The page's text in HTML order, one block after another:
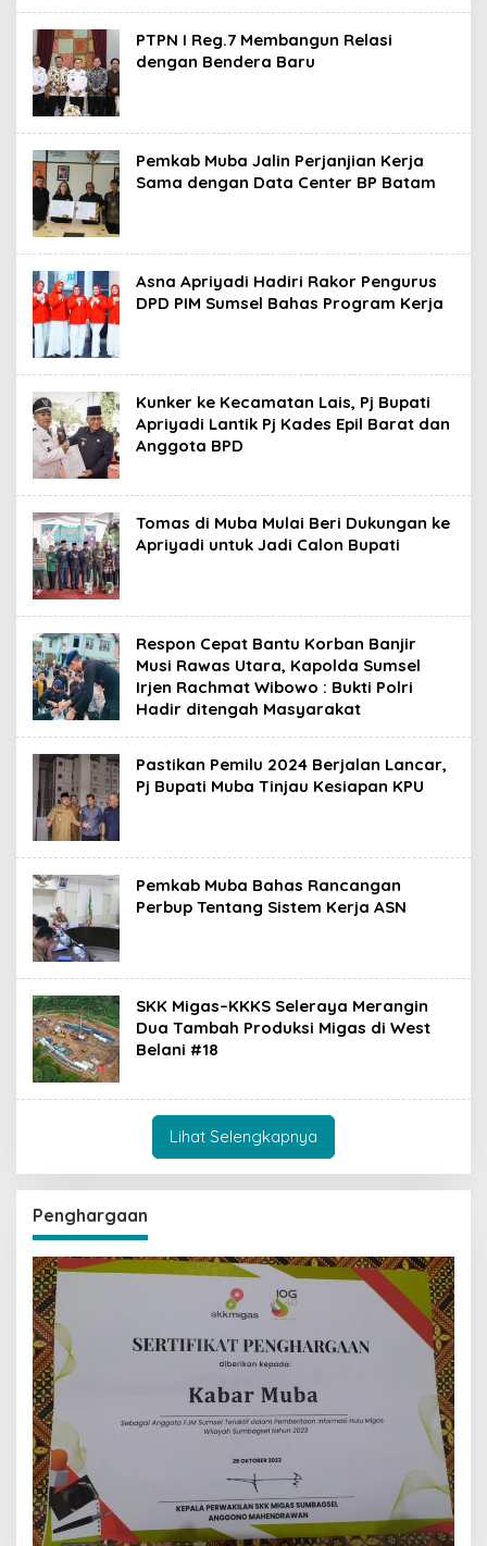
B
A
.
C
O
PTPN I Reg.7 Membangun Relasi
dengan Bendera Baru
Pemkab Muba Jalin Perjanjian Kerja
Sama dengan Data Center BP Batam
Asna Apriyadi Hadiri Rakor Pengurus
DPD PIM Sumsel Bahas Program Kerja
Kunker ke Kecamatan Lais, Pj Bupati
Apriyadi Lantik Pj Kades Epil Barat dan
Anggota BPD
Tomas di Muba Mulai Beri Dukungan ke
Apriyadi untuk Jadi Calon Bupati
Respon Cepat Bantu Korban Banjir
Musi Rawas Utara, Kapolda Sumsel
Irjen Rachmat Wibowo : Bukti Polri
Hadir ditengah Masyarakat
Pastikan Pemilu 2024 Berjalan Lancar,
Pj Bupati Muba Tinjau Kesiapan KPU
Pemkab Muba Bahas Rancangan
Perbup Tentang Sistem Kerja ASN
SKK Migas–KKKS Seleraya Merangin
Dua Tambah Produksi Migas di West
Belani #18
Lihat Selengkapnya
Penghargaan